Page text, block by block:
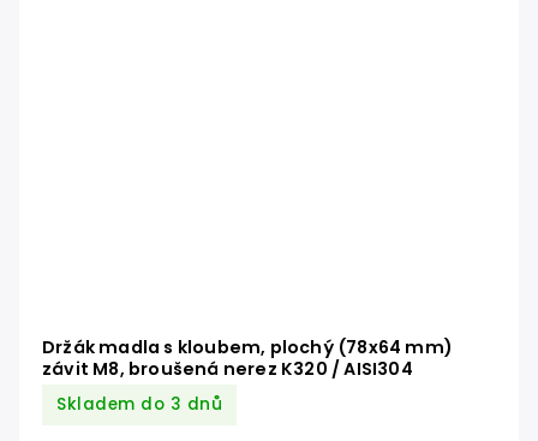
Držák madla s kloubem, plochý (78x64 mm)
závit M8, broušená nerez K320 / AISI304
Skladem do 3 dnů